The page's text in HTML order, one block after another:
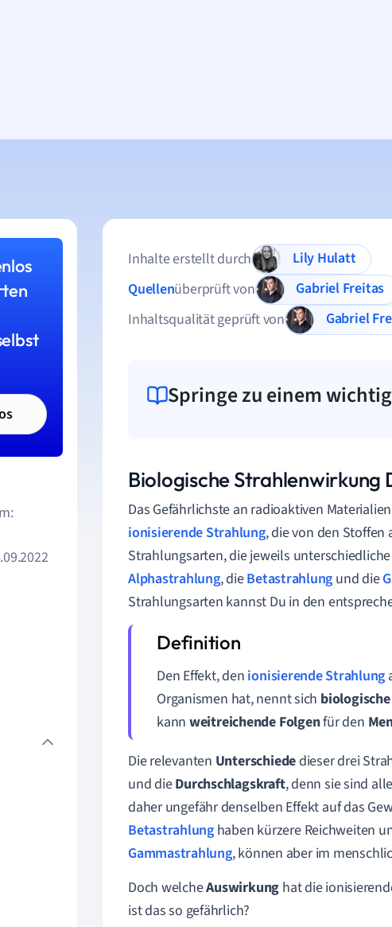
Inhalte erstellt durch
Lily Hulatt
Quellenüberprüft von
Gabriel Freitas
Inhaltsqualität geprüft von
Gabriel
Springe zu einem
Biologische Strahlenwirkung
Das Gefährlichste an radioaktiven
ionisierende Strahlung, die von den Stoffen
Strahlungsarten, die jeweils
Alphastrahlung, dieBetastrahlung und die
Strahlungsarten kannst Du in den
Den Effekt, den ionisierende Strahlung
Organismen hat, nennt sich biologische
kann weitreichende Folgenfür den
Die relevanten Unterschiededieser drei
und dieDurchschlagskraft, denn sie sind
daher ungefähr denselben Effekt auf das
Betastrahlunghaben kürzere Reichweiten
Gammastrahlung, können aber im
Doch welcheAuswirkung hat die
ist das so gefährlich?